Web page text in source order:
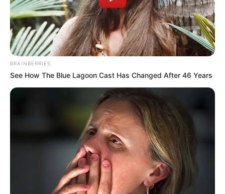
(foto: instagram/fatyabiya)
BRAINBERRIES
See How The Blue Lagoon Cast Has Changed After 46 Years